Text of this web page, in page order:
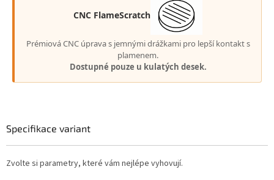
CNC FlameScratch
Prémiová CNC úprava s jemnými drážkami pro lepší kontakt s
plamenem.
Dostupné pouze u kulatých desek.
Specifikace variant
Zvolte si parametry, které vám nejlépe vyhovují.